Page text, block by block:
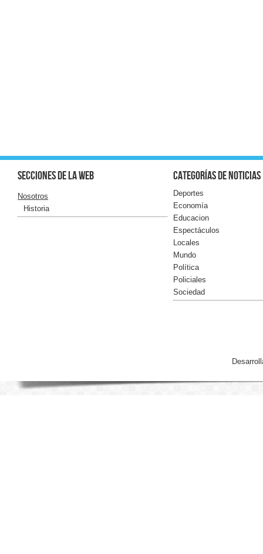
Secciones de la web
Nosotros
Historia
Categorías de noticias
Deportes
Economía
Educacion
Espectáculos
Locales
Mundo
Política
Policiales
Sociedad